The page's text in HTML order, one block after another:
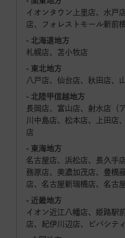
イオンタウン上里店、水戸
店、フォレストモール新前
- 北海道地方
札幌店、苫小牧店
- 東北地方
八戸店、仙台店、秋田店、
- 北陸甲信越地方
長岡店、富山店、射水店（
川中島店、松本店、上田店
店
- 東海地方
名古屋店、浜松店、長久手
務原店、美濃加茂店、豊橋
店、名古屋新瑞橋店、名古
- 近畿地方
イオン近江八幡店、姫路駅
店、紀伊川辺店、ビバシテ